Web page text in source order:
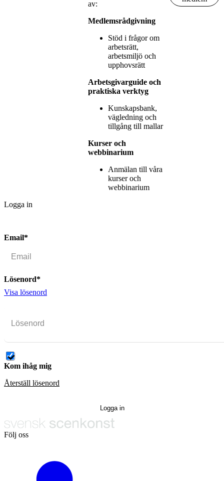
av:
Medlemsrådgivning
Stöd i frågor om
arbetsrätt,
arbetsmiljö och
upphovsrätt
Arbetsgivarguide och
praktiska verktyg
Kunskapsbank,
vägledning och
tillgång till mallar
Kurser och
webbinarium
Anmälan till våra
kurser och
webbinarium
Logga in
Email*
Lösenord*
Visa lösenord
Kom ihåg mig
Återställ lösenord
Följ oss